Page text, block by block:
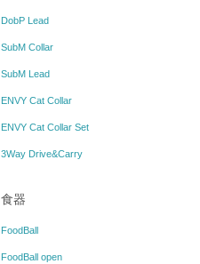
DobP Lead
SubM Collar
SubM Lead
ENVY Cat Collar
ENVY Cat Collar Set
3Way Drive&Carry
食器
FoodBall
FoodBall open